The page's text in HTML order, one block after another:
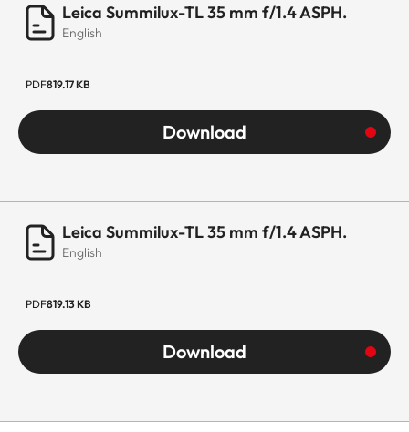
Leica Summilux-TL 35 mm f/1.4 ASPH.
English
PDF819.17 KB
Download
Leica Summilux-TL 35 mm f/1.4 ASPH.
English
PDF819.13 KB
Download